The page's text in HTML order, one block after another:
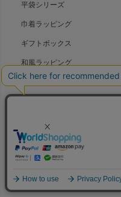
平袋シリーズ
巾着ラッピング
ギフトボックス
和風ラッピング
不織布バッグ
標準サイズ
大きいサイズ